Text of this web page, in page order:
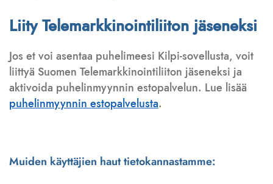
Liity Telemarkkinointiliiton jäseneksi
Jos et voi asentaa puhelimeesi Kilpi-sovellusta, voit
liittyä Suomen Telemarkkinointiliiton jäseneksi ja
aktivoida puhelinmyynnin estopalvelun. Lue lisää
puhelinmyynnin estopalvelusta.
Muiden käyttäjien haut tietokannastamme: